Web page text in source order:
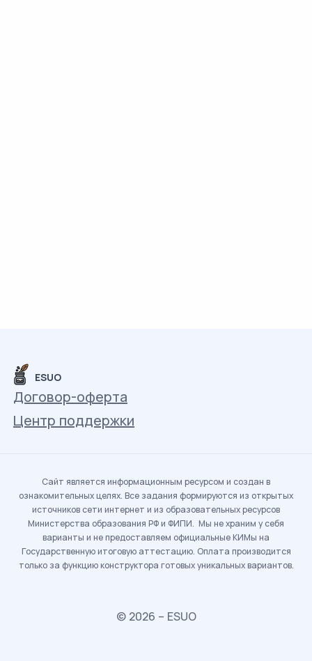
ESUO
Договор-оферта
Центр поддержки
Сайт является информационным ресурсом и создан в
ознакомительных целях. Все задания формируются из открытых
источников сети интернет и из образовательных ресурсов
Министерства образования РФ и ФИПИ. Мы не храним у себя
варианты и не предоставляем официальные КИМы на
Государственную итоговую аттестацию. Оплата производится
только за функцию конструктора готовых уникальных вариантов.
© 2026 – ESUO